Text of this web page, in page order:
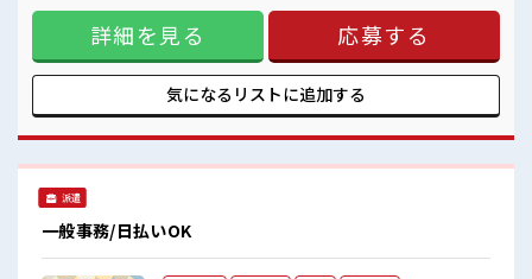
が、 残業はほとんどナシ！ ≪自分に合った期間で働ける≫ 福
利厚生が整った派遣のお仕事です！ ■職場の雰囲気 一息つけ
る休憩スペースもあります！ ロッカーあり！ 安心してお仕事
に集中♪ 残業は少なめ！ たまに残業するくらいなら…という
方、 応募お待ちしております！
詳細を見る 応募する
気になるリストに追加する
派遣
一般事務/日払いOK